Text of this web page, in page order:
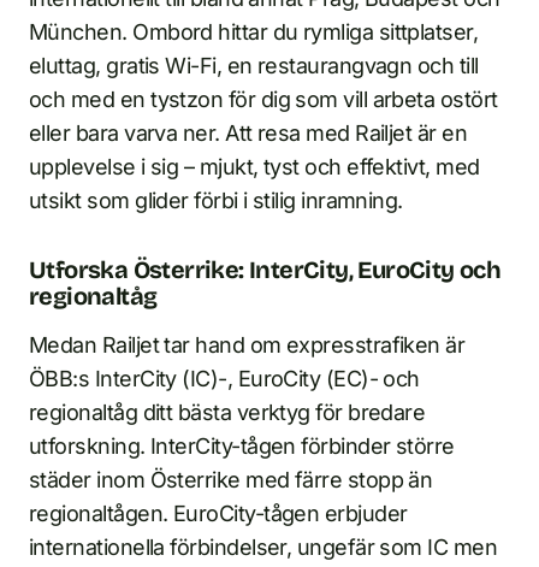
München. Ombord hittar du rymliga sittplatser,
eluttag, gratis Wi-Fi, en restaurangvagn och till
och med en tystzon för dig som vill arbeta ostört
eller bara varva ner. Att resa med Railjet är en
upplevelse i sig – mjukt, tyst och effektivt, med
utsikt som glider förbi i stilig inramning.
Utforska Österrike: InterCity, EuroCity och
regionaltåg
Medan Railjet tar hand om expresstrafiken är
ÖBB:s InterCity (IC)-, EuroCity (EC)- och
regionaltåg ditt bästa verktyg för bredare
utforskning. InterCity-tågen förbinder större
städer inom Österrike med färre stopp än
regionaltågen. EuroCity-tågen erbjuder
internationella förbindelser, ungefär som IC men